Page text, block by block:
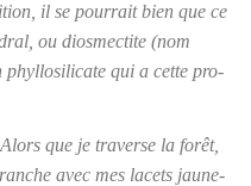
il se pour­rait bien que ce
ou dios­mec­tite (nom
phyl­lo­si­li­cate qui a cette pro­
que je tra­verse la forêt,
avec mes lacets jaune-